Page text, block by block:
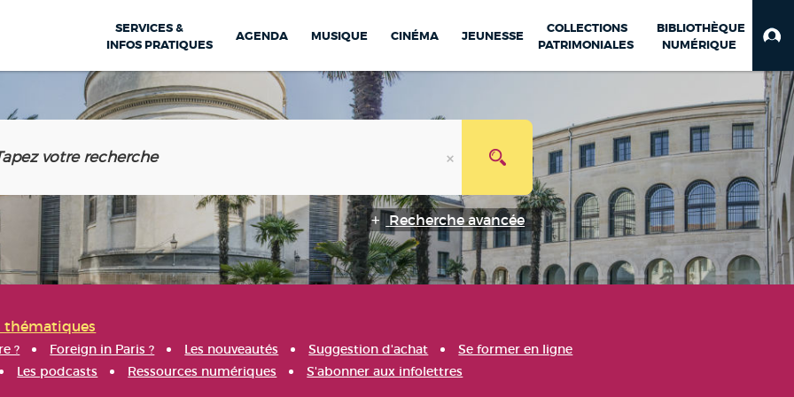
SERVICES &
INFOS PRATIQUES
AGENDA MUSIQUE CINÉMA JEUNESSE
COLLECTIONS
PATRIMONIALES
BIBLIOTHÈQUE
NUMÉRIQUE
Recherche avancée
thématiques
? Foreign in Paris ? Les nouveautés Suggestion d'achat
Se former en ligne
Les podcasts Ressources numériques S'abonner aux infolettres